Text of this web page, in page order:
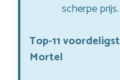
scherpe prijs.
Top-11
Mortel